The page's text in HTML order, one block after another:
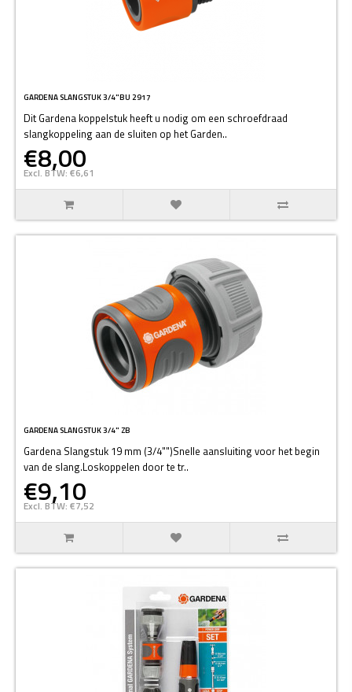
GARDENA SLANGSTUK 3/4"BU 2917
Dit Gardena koppelstuk heeft u nodig om een schroefdraad
slangkoppeling aan de sluiten op het Garden..
€8,00
Excl. BTW: €6,61
GARDENA SLANGSTUK 3/4" ZB
Gardena Slangstuk 19 mm (3/4"")Snelle aansluiting voor het begin
van de slang.Loskoppelen door te tr..
€9,10
Excl. BTW: €7,52